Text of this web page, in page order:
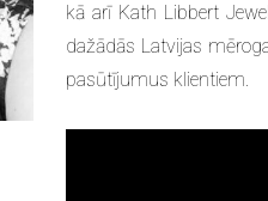
kā arī Kath Libbert
dažādās Latvijas
pasūtījumus klientiem.